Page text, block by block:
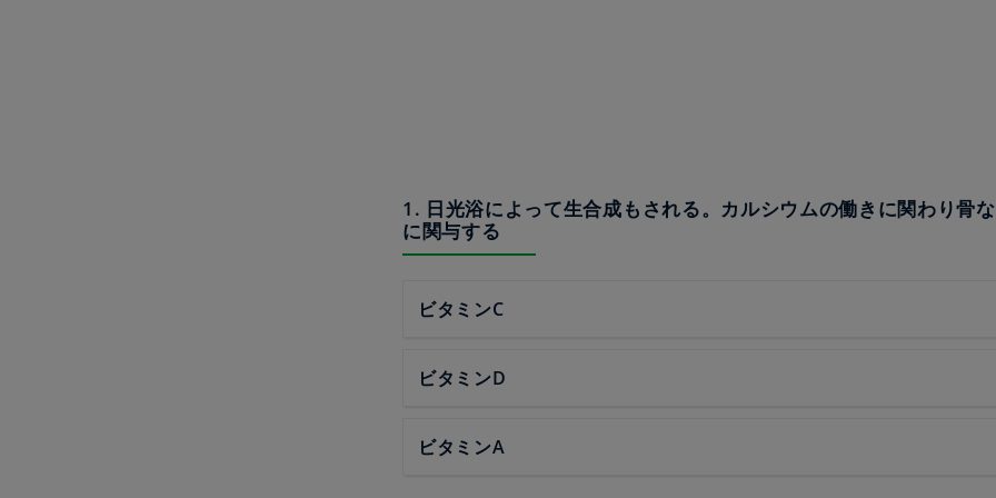
1. 日光浴によって生合成もされる。カルシウムの働きに関わり骨
に関与する
ビタミンC
ビタミンD
ビタミンA